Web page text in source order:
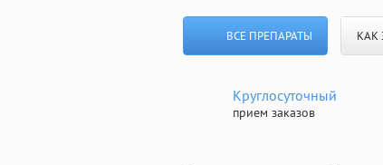
ВСЕ ПРЕПАРАТЫ КАК
Круглосуточный
прием заказов